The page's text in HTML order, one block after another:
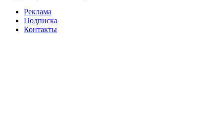
Реклама
Подписка
Контакты